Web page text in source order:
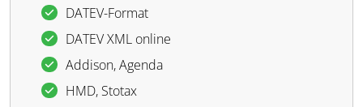
DATEV-Format
DATEV XML online
Addison, Agenda
HMD, Stotax